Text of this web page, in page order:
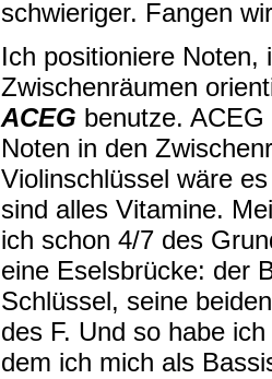
schwieriger. Fangen
Ich positioniere Noten,
Zwischenräumen
ACEG benutze.
Noten in den
Violinschlüssel wäre
sind alles Vitamine.
ich schon 4/7 des
eine Eselsbrücke: der
Schlüssel, seine
des F. Und so habe
dem ich mich als